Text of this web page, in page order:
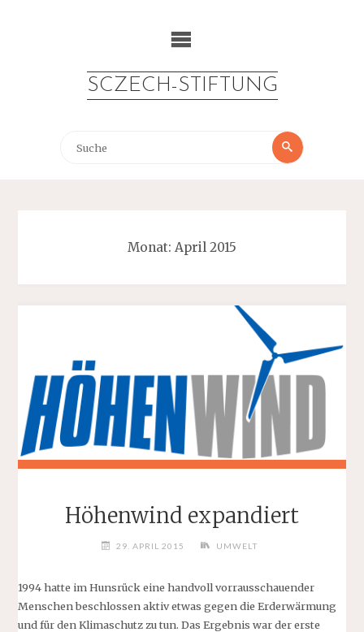
SCZECH-STIFTUNG
Suche
Suche
Monat: April 2015
Höhenwind expandiert
29. APRIL 2015 UMWELT
1994 hatte im Hunsrück eine handvoll vorrausschauender
Menschen beschlossen aktiv etwas gegen die Erderwärmung
und für den Klimaschutz zu tun. Das Ergebnis war der erste